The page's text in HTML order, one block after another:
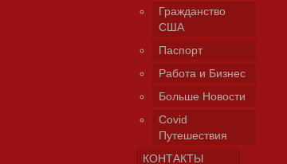
Гражданство
США
Паспорт
Работа и Бизнес
Больше Новости
Covid
Путешествия
КОНТАКТЫ